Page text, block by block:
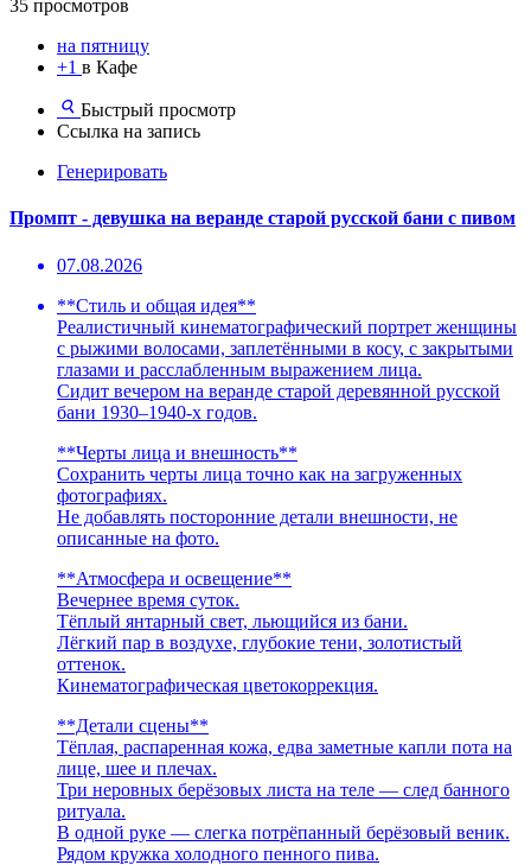
35 просмотров
на пятницу
+1 в Кафе
Быстрый просмотр
Ссылка на запись
Генерировать
Промпт - девушка на веранде старой русской бани с пивом
07.08.2026
**Стиль и общая идея**
Реалистичный кинематографический портрет женщины
с рыжими волосами, заплетёнными в косу, с закрытыми
глазами и расслабленным выражением лица.
Сидит вечером на веранде старой деревянной русской
бани 1930–1940-х годов.
**Черты лица и внешность**
Сохранить черты лица точно как на загруженных
фотографиях.
Не добавлять посторонние детали внешности, не
описанные на фото.
**Атмосфера и освещение**
Вечернее время суток.
Тёплый янтарный свет, льющийся из бани.
Лёгкий пар в воздухе, глубокие тени, золотистый
оттенок.
Кинематографическая цветокоррекция.
**Детали сцены**
Тёплая, распаренная кожа, едва заметные капли пота на
лице, шее и плечах.
Три неровных берёзовых листа на теле — след банного
ритуала.
В одной руке — слегка потрёпанный берёзовый веник.
Рядом кружка холодного пенного пива.